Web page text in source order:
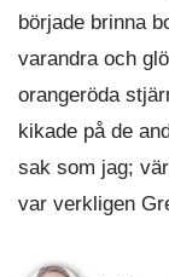
började brinna
varandra och
orangeröda
kikade på de
sak som jag;
var verkligen